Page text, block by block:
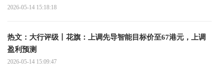
2026-05-14 15:18:18
热文：大行评级丨花旗：上调先导智能目标价至67港元，上调
盈利预测
2026-05-14 15:09:47